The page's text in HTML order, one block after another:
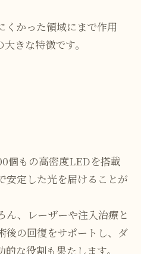
くかった領域にまで作用
きな特徴です。
個もの高密度LEDを搭載
安定した光を届けることが
ん、レーザーや注入治療と
後の回復をサポートし、ダ
な役割も果たします。